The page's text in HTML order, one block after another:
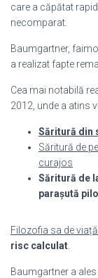
care a căpătat
necomparat.
Baumgartner,
a realizat fapte
Cea mai notabilă
2012, unde a atins
Săritură din
Săritură de
curajos
Săritură de
parașută
Filozofia sa de viață
risc calculat
Baumgartner a